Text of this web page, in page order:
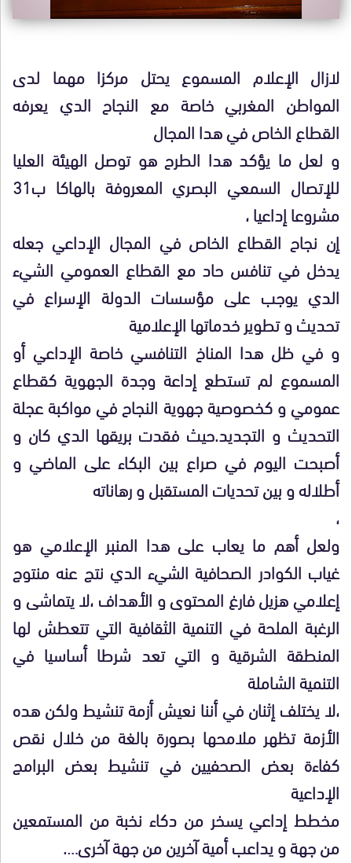
لازال الإعلام المسموع يحتل مركزا مهما لدى
المواطن المغربي خاصة مع النجاح الدي يعرفه
القطاع الخاص في هدا المجال
و لعل ما يؤكد هدا الطرح هو توصل الهيئة العليا
للإتصال السمعي البصري المعروفة بالهاكا ب31
مشروعا إداعيا ،
إن نجاح القطاع الخاص في المجال الإداعي جعله
يدخل في تنافس حاد مع القطاع العمومي الشيء
الدي يوجب على مؤسسات الدولة الإسراع في
تحديث و تطوير خدماتها الإعلامية
و في ظل هدا المناخ التنافسي خاصة الإداعي أو
المسموع لم تستطع إداعة وجدة الجهوية كقطاع
عمومي و كخصوصية جهوية النجاح في مواكبة عجلة
التحديث و التجديد.حيث فقدت بريقها الدي كان و
أصبحت اليوم في صراع بين البكاء على الماضي و
أطلاله و بين تحديات المستقبل و رهاناته
،
ولعل أهم ما يعاب على هدا المنبر الإعلامي هو
غياب الكوادر الصحافية الشيء الدي نتج عنه منتوج
إعلامي هزيل فارغ المحتوى و الأهداف ،لا يتماشى و
الرغبة الملحة في التنمية الثقافية التي تتعطش لها
المنطقة الشرقية و التي تعد شرطا أساسيا في
التنمية الشاملة
،لا يختلف إثنان في أننا نعيش أزمة تنشيط ولكن هده
الأزمة تظهر ملامحها بصورة بالغة من خلال نقص
كفاءة بعض الصحفيين في تنشيط بعض البرامج
الإداعية
مخطط إداعي يسخر من دكاء نخبة من المستمعين
من جهة و يداعب أمية آخرين من جهة آخرى….